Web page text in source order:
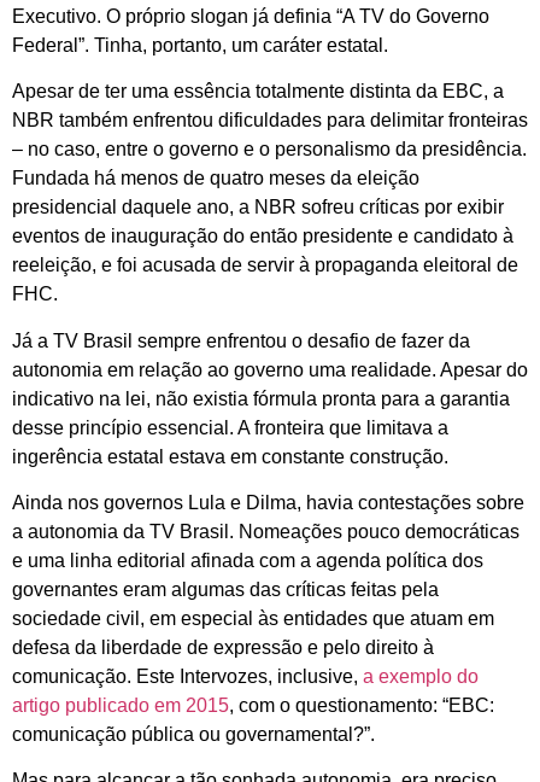
Executivo. O próprio slogan já definia “A TV do Governo
Federal”. Tinha, portanto, um caráter estatal.
Apesar de ter uma essência totalmente distinta da EBC, a
NBR também enfrentou dificuldades para delimitar fronteiras
– no caso, entre o governo e o personalismo da presidência.
Fundada há menos de quatro meses da eleição
presidencial daquele ano, a NBR sofreu críticas por exibir
eventos de inauguração do então presidente e candidato à
reeleição, e foi acusada de servir à propaganda eleitoral de
FHC.
Já a TV Brasil sempre enfrentou o desafio de fazer da
autonomia em relação ao governo uma realidade. Apesar do
indicativo na lei, não existia fórmula pronta para a garantia
desse princípio essencial. A fronteira que limitava a
ingerência estatal estava em constante construção.
Ainda nos governos Lula e Dilma, havia contestações sobre
a autonomia da TV Brasil. Nomeações pouco democráticas
e uma linha editorial afinada com a agenda política dos
governantes eram algumas das críticas feitas pela
sociedade civil, em especial às entidades que atuam em
defesa da liberdade de expressão e pelo direito à
comunicação. Este Intervozes, inclusive, a exemplo do
artigo publicado em 2015, com o questionamento: “EBC:
comunicação pública ou governamental?”.